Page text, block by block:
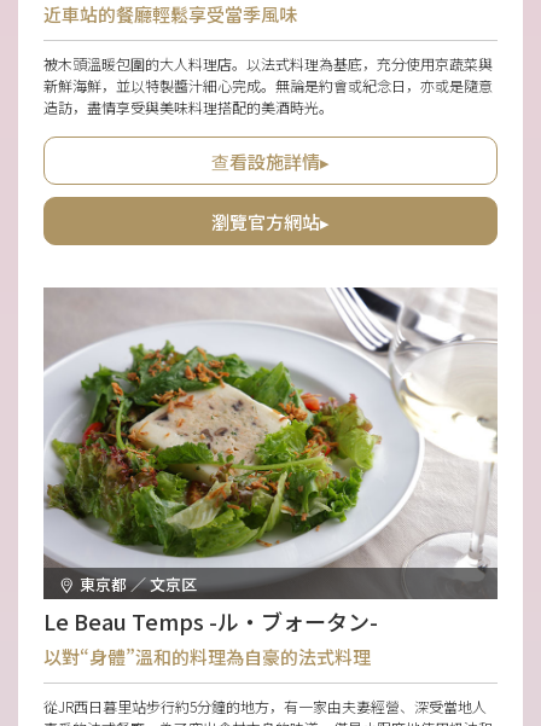
近車站的餐廳輕鬆享受當季風味
被木頭溫暖包圍的大人料理店。以法式料理為基底，充分使用京蔬菜與
新鮮海鮮，並以特製醬汁細心完成。無論是約會或紀念日，亦或是隨意
造訪，盡情享受與美味料理搭配的美酒時光。
查看設施詳情▸
瀏覽官方網站▸
東京都 ／ 文京区
Le Beau Temps -ル・ブォータン-
以對“身體”溫和的料理為自豪的法式料理
從JR西日暮里站步行約5分鐘的地方，有一家由夫妻經營、深受當地人